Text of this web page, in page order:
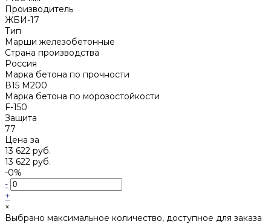
Производитель
ЖБИ-17
Тип
Марши железобетонные
Страна производства
Россия
Марка бетона по прочности
В15 М200
Марка бетона по морозостойкости
F-150
Защита
77
Цена за
13 622 руб.
13 622 руб.
-0%
-
+
×
Выбрано максимальное количество, доступное для заказа